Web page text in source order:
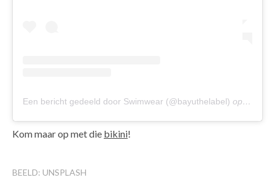
Een bericht gedeeld door Swimwear (@bayuthelabel) op 26
Kom maar op met die bikini!
BEELD: UNSPLASH